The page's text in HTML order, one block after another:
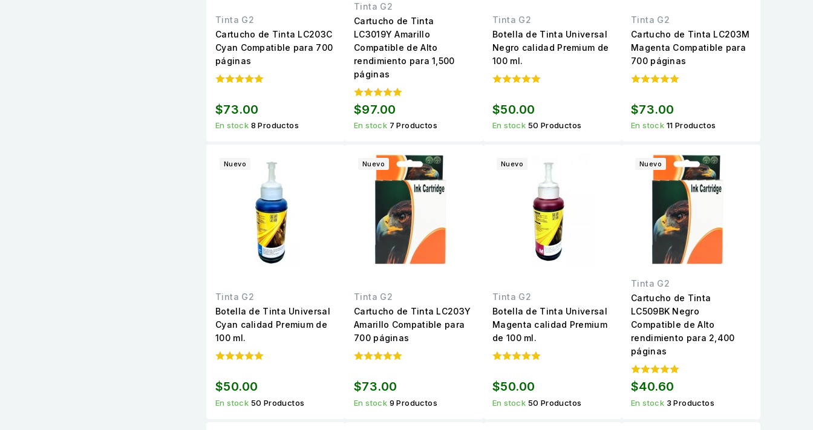
Tinta G2
Cartucho de Tinta LC203C
Cyan Compatible para 700
páginas
$73.00
En stock 8 Productos
Tinta G2
Cartucho de Tinta
LC3019Y Amarillo
Compatible de Alto
rendimiento para 1,500
páginas
$97.00
En stock 7 Productos
Tinta G2
Botella de Tinta Universal
Negro calidad Premium de
100 ml.
$50.00
En stock 50 Productos
Tinta G2
Cartucho de Tinta LC203M
Magenta Compatible para
700 páginas
$73.00
En stock 11 Productos
Nuevo
Tinta G2
Botella de Tinta Universal
Cyan calidad Premium de
100 ml.
$50.00
En stock 50 Productos
Nuevo
Tinta G2
Cartucho de Tinta LC203Y
Amarillo Compatible para
700 páginas
$73.00
En stock 9 Productos
Nuevo
Tinta G2
Botella de Tinta Universal
Magenta calidad Premium
de 100 ml.
$50.00
En stock 50 Productos
Nuevo
Tinta G2
Cartucho de Tinta
LC509BK Negro
Compatible de Alto
rendimiento para 2,400
páginas
$40.60
En stock 3 Productos